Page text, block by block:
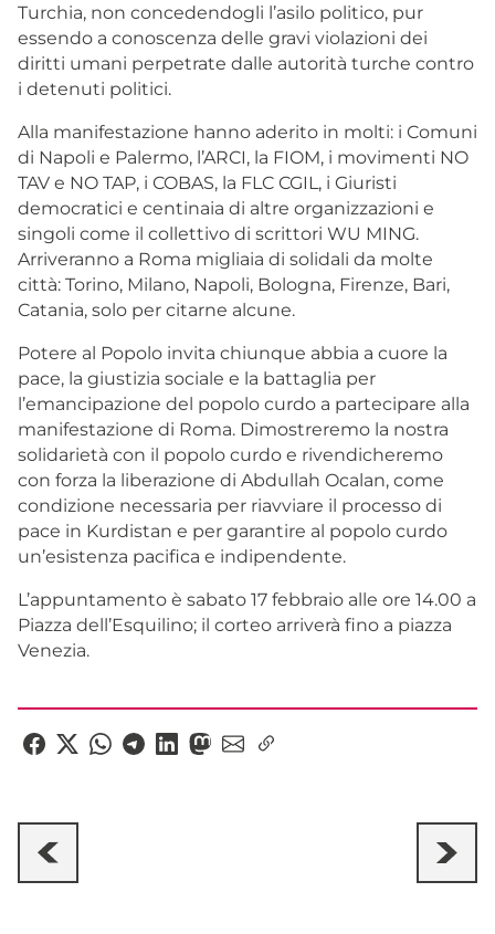
Turchia, non concedendogli l’asilo politico, pur
essendo a conoscenza delle gravi violazioni dei
diritti umani perpetrate dalle autorità turche contro
i detenuti politici.
Alla manifestazione hanno aderito in molti: i Comuni
di Napoli e Palermo, l’ARCI, la FIOM, i movimenti NO
TAV e NO TAP, i COBAS, la FLC CGIL, i Giuristi
democratici e centinaia di altre organizzazioni e
singoli come il collettivo di scrittori WU MING.
Arriveranno a Roma migliaia di solidali da molte
città: Torino, Milano, Napoli, Bologna, Firenze, Bari,
Catania, solo per citarne alcune.
Potere al Popolo invita chiunque abbia a cuore la
pace, la giustizia sociale e la battaglia per
l’emancipazione del popolo curdo a partecipare alla
manifestazione di Roma. Dimostreremo la nostra
solidarietà con il popolo curdo e rivendicheremo
con forza la liberazione di Abdullah Ocalan, come
condizione necessaria per riavviare il processo di
pace in Kurdistan e per garantire al popolo curdo
un’esistenza pacifica e indipendente.
L’appuntamento è sabato 17 febbraio alle ore 14.00 a
Piazza dell’Esquilino; il corteo arriverà fino a piazza
Venezia.